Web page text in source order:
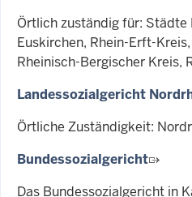
Örtlich zuständig für: Städte
Euskirchen, Rhein-Erft-
Rheinisch-Bergischer Kreis,
Landessozialgericht
Örtliche Zuständigkeit:
Bundessozialgericht
Das Bundessozialgericht in